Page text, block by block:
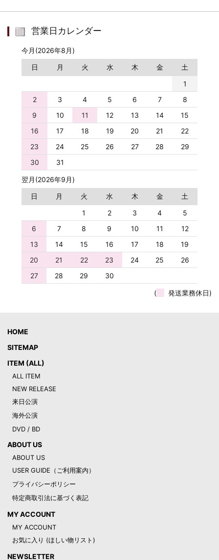
営業日カレンダー
今月(2026年8月)
日
月 火 水 木 金
土
1
2
3 4 5 6 7
8
9
10 11 12 13 14
15
16
17 18 19 20 21
22
23
24 25 26 27 28
29
30
31
翌月(2026年9月)
日
月 火 水 木 金
土
1
2 3 4
5
6
7 8 9 10 11
12
13
14 15 16 17 18
19
20
21 22 23 24 25
26
27
28 29 30
( 発送業務休日)
HOME
SITEMAP
ITEM (ALL)
ALL ITEM
NEW RELEASE
来日公演
海外公演
DVD / BD
ABOUT US
ABOUT US
USER GUIDE（ご利用案内）
プライバシーポリシー
特定商取引法に基づく表記
MY ACCOUNT
MY ACCOUNT
お気に入り (ほしい物リスト)
NEWSLETTER